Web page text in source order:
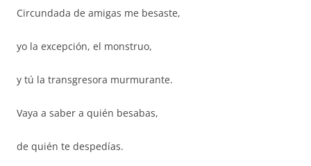
Circundada de amigas me besaste,
yo la excepción, el monstruo,
y tú la transgresora murmurante.
Vaya a saber a quién besabas,
de quién te despedías.